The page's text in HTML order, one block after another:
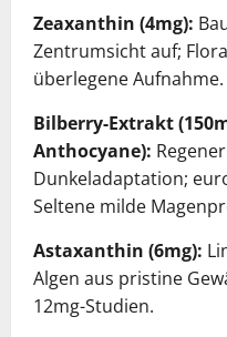
Zeaxanthin (4mg):
Zentrumsicht auf;
überlegene
Bilberry-Extrakt
Anthocyane):
Dunkeladaptation;
Seltene milde
Astaxanthin (6mg):
Algen aus pristine
12mg-Studien.